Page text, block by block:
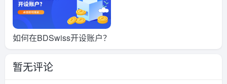
如何在BDSwiss开设账户？
暂无评论